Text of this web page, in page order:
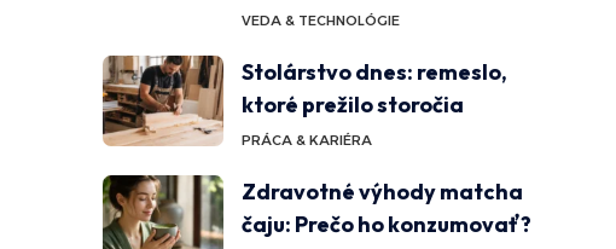
VEDA & TECHNOLÓGIE
Stolárstvo dnes: remeslo,
ktoré prežilo storočia
PRÁCA & KARIÉRA
Zdravotné výhody matcha
čaju: Prečo ho konzumovať?